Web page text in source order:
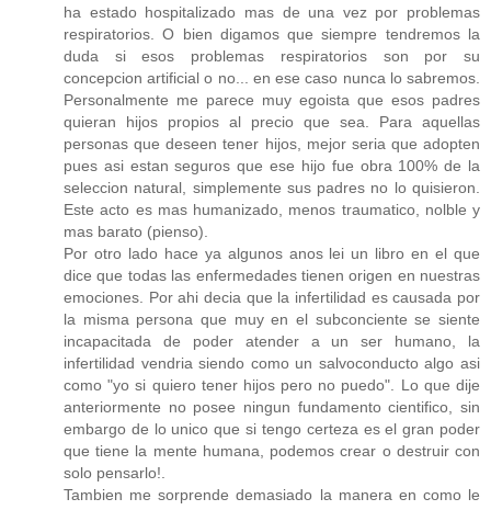
ha estado hospitalizado mas de una vez por problemas
respiratorios. O bien digamos que siempre tendremos la
duda si esos problemas respiratorios son por su
concepcion artificial o no... en ese caso nunca lo sabremos.
Personalmente me parece muy egoista que esos padres
quieran hijos propios al precio que sea. Para aquellas
personas que deseen tener hijos, mejor seria que adopten
pues asi estan seguros que ese hijo fue obra 100% de la
seleccion natural, simplemente sus padres no lo quisieron.
Este acto es mas humanizado, menos traumatico, nolble y
mas barato (pienso).
Por otro lado hace ya algunos anos lei un libro en el que
dice que todas las enfermedades tienen origen en nuestras
emociones. Por ahi decia que la infertilidad es causada por
la misma persona que muy en el subconciente se siente
incapacitada de poder atender a un ser humano, la
infertilidad vendria siendo como un salvoconducto algo asi
como "yo si quiero tener hijos pero no puedo". Lo que dije
anteriormente no posee ningun fundamento cientifico, sin
embargo de lo unico que si tengo certeza es el gran poder
que tiene la mente humana, podemos crear o destruir con
solo pensarlo!.
Tambien me sorprende demasiado la manera en como le